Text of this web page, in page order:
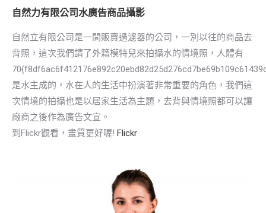
自然力有限公司水廣告商品攝影
自然立有限公司是一間販賣過濾器的公司，一別以往的商品去
背照，這次我們請了外籍模特兒來拍攝水的情境照，人體有
是水主成的，水在人的生活中扮演著非常重要的角色，我們這
次情境的拍攝也是以居家生活為主題，去背與情境照都可以讓
廠商之後作為廣告文宣。
到Flickr觀看，畫質更好喔! Flickr